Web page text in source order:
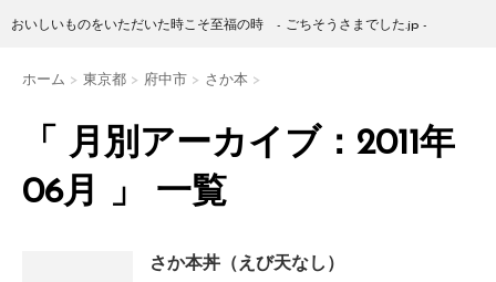
おいしいものをいただいた時こそ至福の時 - ごちそうさまでした.jp -
ホーム > 東京都 > 府中市 > さか本 >
「 月別アーカイブ：2011年
06月 」 一覧
さか本丼（えび天なし）